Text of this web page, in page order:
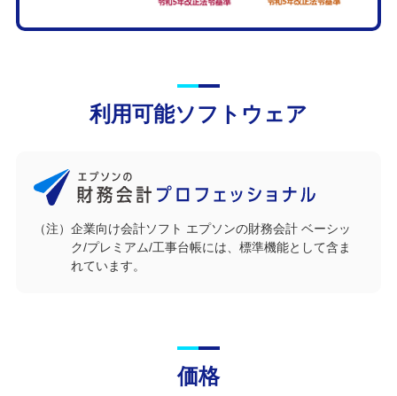
利用可能ソフトウェア
（注）企業向け会計ソフト エプソンの財務会計 ベーシッ
ク/プレミアム/工事台帳には、標準機能として含ま
れています。
価格